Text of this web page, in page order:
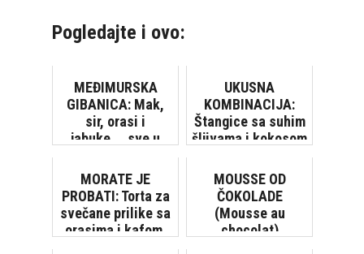
Pogledajte i ovo:
MEĐIMURSKA
GIBANICA: Mak,
sir, orasi i
jabuke…, sve u
UKUSNA
KOMBINACIJA:
Štangice sa suhim
šljivama i kokosom
MORATE JE
PROBATI: Torta za
svečane prilike sa
orasima i kafom,
MOUSSE OD
ČOKOLADE
(Mousse au
chocolat)